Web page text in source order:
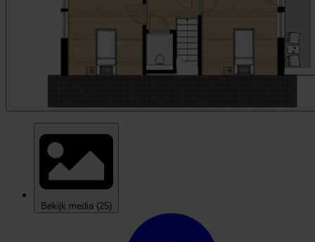
Bekijk media (25)